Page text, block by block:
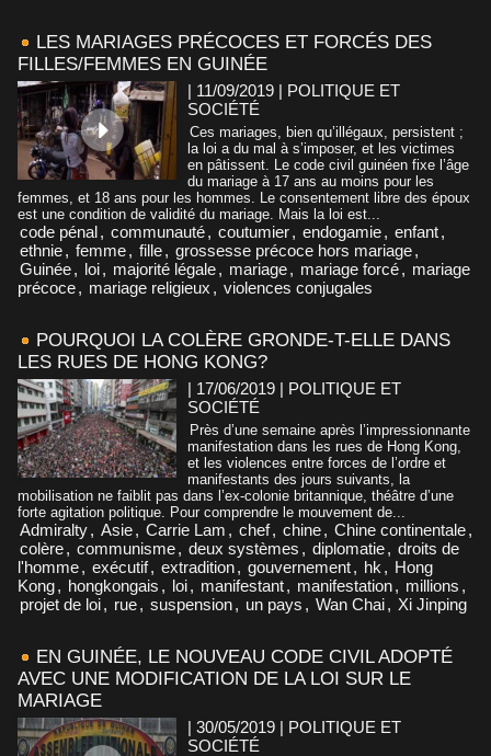
LES MARIAGES PRÉCOCES ET FORCÉS DES
FILLES/FEMMES EN GUINÉE
| 11/09/2019 | POLITIQUE ET
SOCIÉTÉ
Ces mariages, bien qu’illégaux, persistent ;
la loi a du mal à s’imposer, et les victimes
en pâtissent. Le code civil guinéen fixe l’âge
du mariage à 17 ans au moins pour les
femmes, et 18 ans pour les hommes. Le consentement libre des époux
est une condition de validité du mariage. Mais la loi est...
code pénal, communauté, coutumier, endogamie, enfant,
ethnie, femme, fille, grossesse précoce hors mariage,
Guinée, loi, majorité légale, mariage, mariage forcé, mariage
précoce, mariage religieux , violences conjugales
POURQUOI LA COLÈRE GRONDE-T-ELLE DANS
LES RUES DE HONG KONG?
| 17/06/2019 | POLITIQUE ET
SOCIÉTÉ
Près d’une semaine après l’impressionnante
manifestation dans les rues de Hong Kong,
et les violences entre forces de l’ordre et
manifestants des jours suivants, la
mobilisation ne faiblit pas dans l’ex-colonie britannique, théâtre d’une
forte agitation politique. Pour comprendre le mouvement de...
Admiralty, Asie, Carrie Lam , chef, chine, Chine continentale,
colère, communisme, deux systèmes , diplomatie, droits de
l'homme, exécutif, extradition, gouvernement, hk , Hong
Kong, hongkongais , loi, manifestant, manifestation, millions ,
projet de loi, rue, suspension, un pays , Wan Chai, Xi Jinping
EN GUINÉE, LE NOUVEAU CODE CIVIL ADOPTÉ
AVEC UNE MODIFICATION DE LA LOI SUR LE
MARIAGE
| 30/05/2019 | POLITIQUE ET
SOCIÉTÉ